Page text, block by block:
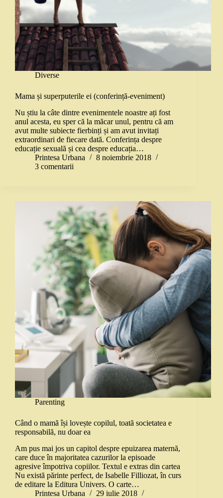
Diverse
Mama și superputerile ei (conferință-eveniment)
Nu știu la câte dintre evenimentele noastre ați fost
anul acesta, eu sper că la măcar unul, pentru că am
avut multe subiecte fierbinți și am avut invitați
extraordinari de fiecare dată. Conferința despre
educație sexuală și cea despre educația…
Printesa Urbana
8 noiembrie 2018
3 comentarii
Parenting
Când o mamă își lovește copilul, toată societatea e
responsabilă, nu doar ea
Am pus mai jos un capitol despre epuizarea maternă,
care duce în majoritatea cazurilor la episoade
agresive împotriva copiilor. Textul e extras din cartea
Nu există părinte perfect, de Isabelle Filliozat, în curs
de editare la Editura Univers. O carte…
Printesa Urbana
29 iulie 2018